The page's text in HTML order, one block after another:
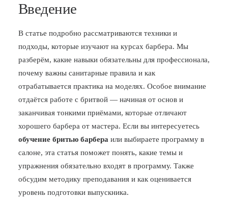
Введение
В статье подробно рассматриваются техники и
подходы, которые изучают на курсах барбера. Мы
разберём, какие навыки обязательны для профессионала,
почему важны санитарные правила и как
отрабатывается практика на моделях. Особое внимание
отдаётся работе с бритвой — начиная от основ и
заканчивая тонкими приёмами, которые отличают
хорошего барбера от мастера. Если вы интересуетесь
обучение бритью барбера или выбираете программу в
салоне, эта статья поможет понять, какие темы и
упражнения обязательно входят в программу. Также
обсудим методику преподавания и как оценивается
уровень подготовки выпускника.